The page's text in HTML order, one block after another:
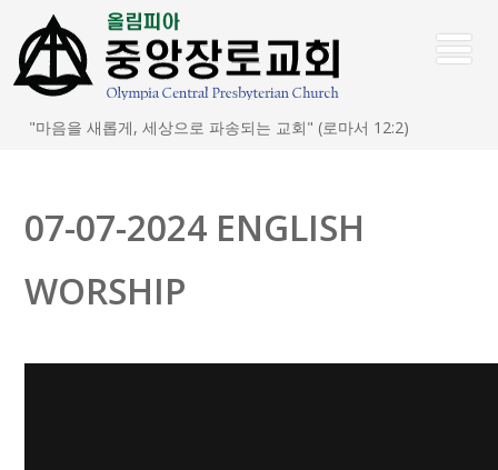
"마음을 새롭게, 세상으로 파송되는 교회" (로마서 12:2)
07-07-2024 ENGLISH
WORSHIP